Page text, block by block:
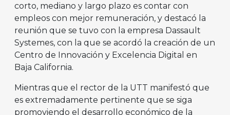
corto, mediano y largo plazo es contar con
empleos con mejor remuneración, y destacó la
reunión que se tuvo con la empresa Dassault
Systemes, con la que se acordó la creación de un
Centro de Innovación y Excelencia Digital en
Baja California.
Mientras que el rector de la UTT manifestó que
es extremadamente pertinente que se siga
promoviendo el desarrollo económico de la